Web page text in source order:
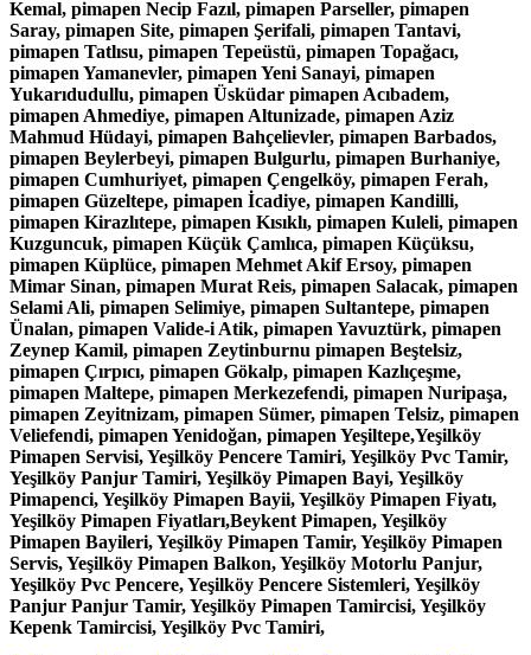
Kemal, pimapen Necip Fazıl, pimapen Parseller, pimapen
Saray, pimapen Site, pimapen Şerifali, pimapen Tantavi,
pimapen Tatlısu, pimapen Tepeüstü, pimapen Topağacı,
pimapen Yamanevler, pimapen Yeni Sanayi, pimapen
Yukarıdudullu, pimapen Üsküdar pimapen Acıbadem,
pimapen Ahmediye, pimapen Altunizade, pimapen Aziz
Mahmud Hüdayi, pimapen Bahçelievler, pimapen Barbados,
pimapen Beylerbeyi, pimapen Bulgurlu, pimapen Burhaniye,
pimapen Cumhuriyet, pimapen Çengelköy, pimapen Ferah,
pimapen Güzeltepe, pimapen İcadiye, pimapen Kandilli,
pimapen Kirazlıtepe, pimapen Kısıklı, pimapen Kuleli, pimapen
Kuzguncuk, pimapen Küçük Çamlıca, pimapen Küçüksu,
pimapen Küplüce, pimapen Mehmet Akif Ersoy, pimapen
Mimar Sinan, pimapen Murat Reis, pimapen Salacak, pimapen
Selami Ali, pimapen Selimiye, pimapen Sultantepe, pimapen
Ünalan, pimapen Valide-i Atik, pimapen Yavuztürk, pimapen
Zeynep Kamil, pimapen Zeytinburnu pimapen Beştelsiz,
pimapen Çırpıcı, pimapen Gökalp, pimapen Kazlıçeşme,
pimapen Maltepe, pimapen Merkezefendi, pimapen Nuripaşa,
pimapen Zeyitnizam, pimapen Sümer, pimapen Telsiz, pimapen
Veliefendi, pimapen Yenidoğan, pimapen Yeşiltepe,Yeşilköy
Pimapen Servisi, Yeşilköy Pencere Tamiri, Yeşilköy Pvc Tamir,
Yeşilköy Panjur Tamiri, Yeşilköy Pimapen Bayi, Yeşilköy
Pimapenci, Yeşilköy Pimapen Bayii, Yeşilköy Pimapen Fiyatı,
Yeşilköy Pimapen Fiyatları,Beykent Pimapen, Yeşilköy
Pimapen Bayileri, Yeşilköy Pimapen Tamir, Yeşilköy Pimapen
Servis, Yeşilköy Pimapen Balkon, Yeşilköy Motorlu Panjur,
Yeşilköy Pvc Pencere, Yeşilköy Pencere Sistemleri, Yeşilköy
Panjur Panjur Tamir, Yeşilköy Pimapen Tamircisi, Yeşilköy
Kepenk Tamircisi, Yeşilköy Pvc Tamiri,